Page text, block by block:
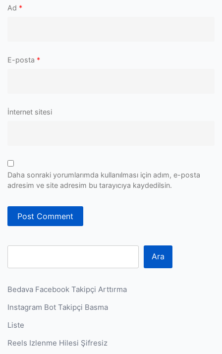
Ad *
E-posta *
İnternet sitesi
Daha sonraki yorumlarımda kullanılması için adım, e-posta
adresim ve site adresim bu tarayıcıya kaydedilsin.
Ara
Bedava Facebook Takipçi Arttırma
Instagram Bot Takipçi Basma
Liste
Reels Izlenme Hilesi Şifresiz